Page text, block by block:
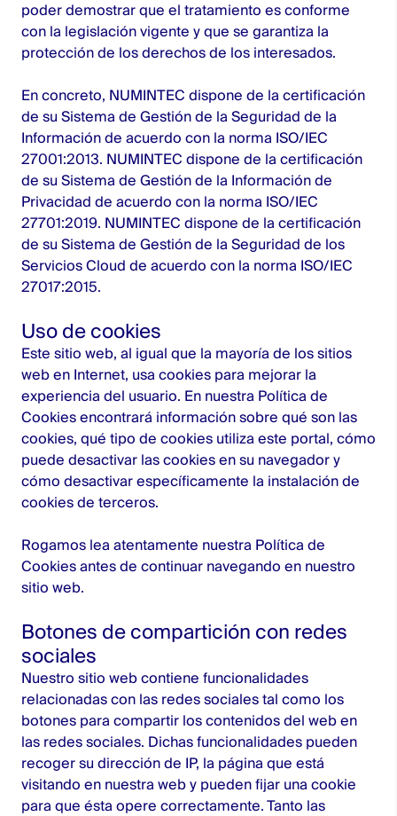
poder demostrar que el tratamiento es conforme
con la legislación vigente y que se garantiza la
protección de los derechos de los interesados.
En concreto, NUMINTEC dispone de la certificación
de su Sistema de Gestión de la Seguridad de la
Información de acuerdo con la norma ISO/IEC
27001:2013. NUMINTEC dispone de la certificación
de su Sistema de Gestión de la Información de
Privacidad de acuerdo con la norma ISO/IEC
27701:2019. NUMINTEC dispone de la certificación
de su Sistema de Gestión de la Seguridad de los
Servicios Cloud de acuerdo con la norma ISO/IEC
27017:2015.
Uso de cookies
Este sitio web, al igual que la mayoría de los sitios
web en Internet, usa cookies para mejorar la
experiencia del usuario. En nuestra Política de
Cookies encontrará información sobre qué son las
cookies, qué tipo de cookies utiliza este portal, cómo
puede desactivar las cookies en su navegador y
cómo desactivar específicamente la instalación de
cookies de terceros.
Rogamos lea atentamente nuestra Política de
Cookies antes de continuar navegando en nuestro
sitio web.
Botones de compartición con redes
sociales
Nuestro sitio web contiene funcionalidades
relacionadas con las redes sociales tal como los
botones para compartir los contenidos del web en
las redes sociales. Dichas funcionalidades pueden
recoger su dirección de IP, la página que está
visitando en nuestra web y pueden fijar una cookie
para que ésta opere correctamente. Tanto las